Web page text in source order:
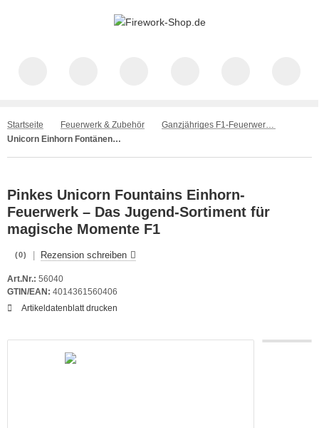
Startseite Feuerwerk & Zubehör
Ganzjähriges F1-Feuerwerk – Spaß für alle
Unicorn Einhorn Fontänen Sortiment 5 teilig NICO
Pinkes Unicorn Fountains Einhorn-
Feuerwerk – Das Jugend-Sortiment für
magische Momente F1
(0) Rezension schreiben
Art.Nr.: 56040
GTIN/EAN: 4014361560406
Artikeldatenblatt drucken